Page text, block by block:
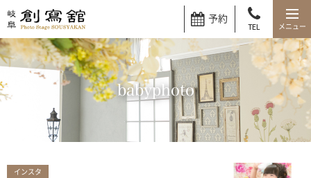
予約
TEL
babyphoto
インスタ